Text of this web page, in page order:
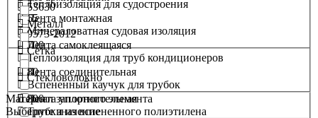
Теплоизоляция для судостроения
Минераловатная судовая изоляция
Теплоизоляция для труб кондиционеров
Вспененный каучук для трубок
Трубки из вспененного полиэтилена
Лента монтажная
Лента самоклеящаяся
Лента соединительная
Лента уплотнительная
65
700
80
800
53630
9573-2012
Металл
Сетка
Стекловолокно
Материал запорного элемента
Выберите значение